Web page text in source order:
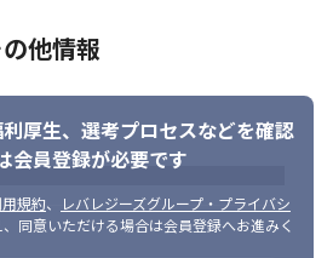
他情報
厚生、 選考プロセスなどを確認
会員登録が必要です
規約、
レバレジーズグループ・プライバシ
同意いただける場合は会員登録へお進みく